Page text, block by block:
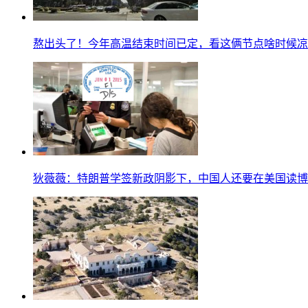
熬出头了！今年高温结束时间已定，看这俩节点啥时候
狄薇薇：特朗普学签新政阴影下，中国人还要在美国读